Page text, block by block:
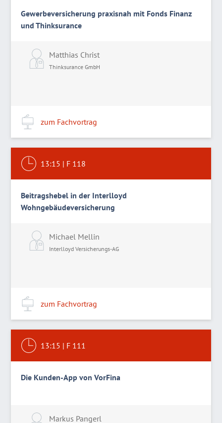
Gewerbeversicherung praxisnah mit Fonds Finanz
und Thinksurance
Matthias Christ
Thinksurance GmbH
zum Fachvortrag
13:15 | F 118
Beitragshebel in der Interlloyd
Wohngebäudeversicherung
Michael Mellin
Interlloyd Versicherungs-AG
zum Fachvortrag
13:15 | F 111
Die Kunden-App von VorFina
Markus Pangerl